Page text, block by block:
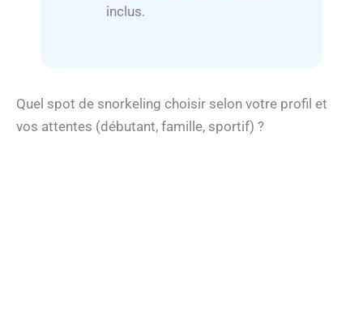
inclus.
Quel spot de snorkeling choisir selon votre profil et
vos attentes (débutant, famille, sportif) ?